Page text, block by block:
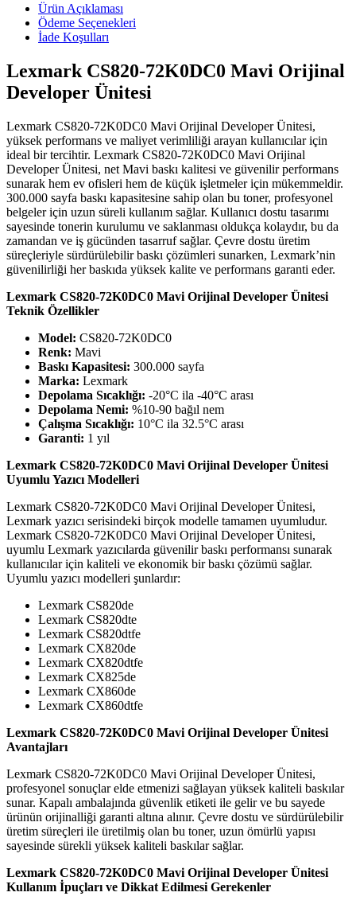
Ürün Açıklaması
Ödeme Seçenekleri
İade Koşulları
Lexmark CS820-72K0DC0 Mavi Orijinal
Developer Ünitesi
Lexmark CS820-72K0DC0 Mavi Orijinal Developer Ünitesi,
yüksek performans ve maliyet verimliliği arayan kullanıcılar için
ideal bir tercihtir. Lexmark CS820-72K0DC0 Mavi Orijinal
Developer Ünitesi, net Mavi baskı kalitesi ve güvenilir performans
sunarak hem ev ofisleri hem de küçük işletmeler için mükemmeldir.
300.000 sayfa baskı kapasitesine sahip olan bu toner, profesyonel
belgeler için uzun süreli kullanım sağlar. Kullanıcı dostu tasarımı
sayesinde tonerin kurulumu ve saklanması oldukça kolaydır, bu da
zamandan ve iş gücünden tasarruf sağlar. Çevre dostu üretim
süreçleriyle sürdürülebilir baskı çözümleri sunarken, Lexmark’nin
güvenilirliği her baskıda yüksek kalite ve performans garanti eder.
Lexmark CS820-72K0DC0 Mavi Orijinal Developer Ünitesi
Teknik Özellikler
Model: CS820-72K0DC0
Renk: Mavi
Baskı Kapasitesi: 300.000 sayfa
Marka: Lexmark
Depolama Sıcaklığı: -20°C ila -40°C arası
Depolama Nemi: %10-90 bağıl nem
Çalışma Sıcaklığı: 10°C ila 32.5°C arası
Garanti: 1 yıl
Lexmark CS820-72K0DC0 Mavi Orijinal Developer Ünitesi
Uyumlu Yazıcı Modelleri
Lexmark CS820-72K0DC0 Mavi Orijinal Developer Ünitesi,
Lexmark yazıcı serisindeki birçok modelle tamamen uyumludur.
Lexmark CS820-72K0DC0 Mavi Orijinal Developer Ünitesi,
uyumlu Lexmark yazıcılarda güvenilir baskı performansı sunarak
kullanıcılar için kaliteli ve ekonomik bir baskı çözümü sağlar.
Uyumlu yazıcı modelleri şunlardır:
Lexmark CS820de
Lexmark CS820dte
Lexmark CS820dtfe
Lexmark CX820de
Lexmark CX820dtfe
Lexmark CX825de
Lexmark CX860de
Lexmark CX860dtfe
Lexmark CS820-72K0DC0 Mavi Orijinal Developer Ünitesi
Avantajları
Lexmark CS820-72K0DC0 Mavi Orijinal Developer Ünitesi,
profesyonel sonuçlar elde etmenizi sağlayan yüksek kaliteli baskılar
sunar. Kapalı ambalajında güvenlik etiketi ile gelir ve bu sayede
ürünün orijinalliği garanti altına alınır. Çevre dostu ve sürdürülebilir
üretim süreçleri ile üretilmiş olan bu toner, uzun ömürlü yapısı
sayesinde sürekli yüksek kaliteli baskılar sağlar.
Lexmark CS820-72K0DC0 Mavi Orijinal Developer Ünitesi
Kullanım İpuçları ve Dikkat Edilmesi Gerekenler